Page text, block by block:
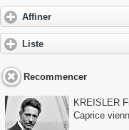
Affiner
Liste
Recommencer
KREISLER
Caprice